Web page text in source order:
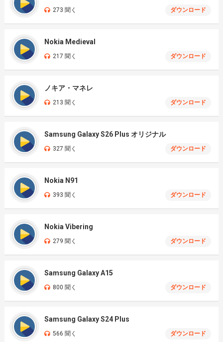
273 聞く ダウンロード
Nokia Medieval
217 聞く ダウンロード
ノキア・マネレ
213 聞く ダウンロード
Samsung Galaxy S26 Plus オリジナル
327 聞く ダウンロード
Nokia N91
393 聞く ダウンロード
Nokia Vibering
279 聞く ダウンロード
Samsung Galaxy A15
800 聞く ダウンロード
Samsung Galaxy S24 Plus
566 聞く ダウンロード